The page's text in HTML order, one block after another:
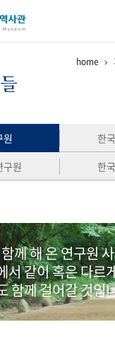
사
로 보는 연구 역사
서 기록물 행정박물
+1
home
원
한
원
한
께 해 온 연구원
서 같이 혹은 다르
함께 걸어갈 것입